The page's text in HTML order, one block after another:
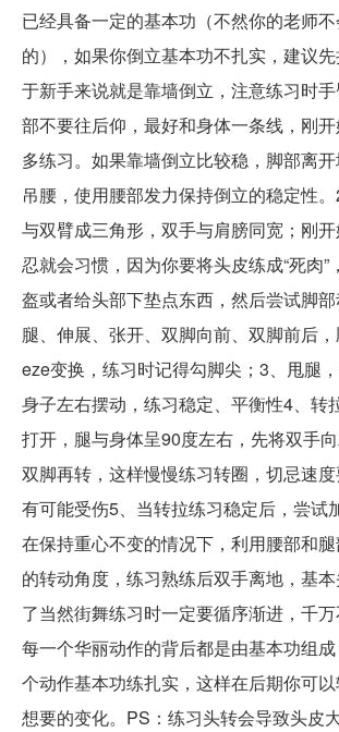
已经具备一定的基本功（不然你的老师
的），如果你倒立基本功不扎实，建议
于新手来说就是靠墙倒立，注意练习时
部不要往后仰，最好和身体一条线，刚开
多练习。如果靠墙倒立比较稳，脚部离
吊腰，使用腰部发力保持倒立的稳定性
与双臂成三角形，双手与肩膀同宽；刚
忍就会习惯，因为你要将头皮练成“死肉”
盔或者给头部下垫点东西，然后尝试脚
腿、伸展、张开、双脚向前、双脚前后
eze变换，练习时记得勾脚尖；3、甩腿
身子左右摆动，练习稳定、平衡性4、转
打开，腿与身体呈90度左右，先将双手
双脚再转，这样慢慢练习转圈，切忌速
有可能受伤5、当转拉练习稳定后，尝试
在保持重心不变的情况下，利用腰部和
的转动角度，练习熟练后双手离地，基
了当然街舞练习时一定要循序渐进，千万
每一个华丽动作的背后都是由基本功组
个动作基本功练扎实，这样在后期你可
想要的变化。PS：练习头转会导致头皮